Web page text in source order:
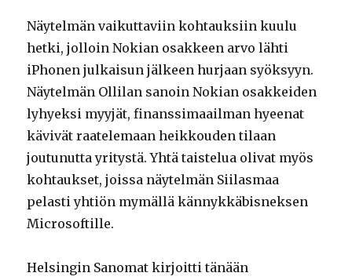
Näytelmän vaikuttaviin kohtauksiin kuulu
hetki, jolloin Nokian osakkeen arvo lähti
iPhonen julkaisun jälkeen hurjaan syöksyyn.
Näytelmän Ollilan sanoin Nokian osakkeiden
lyhyeksi myyjät, finanssimaailman hyeenat
kävivät raatelemaan heikkouden tilaan
joutunutta yritystä. Yhtä taistelua olivat myös
kohtaukset, joissa näytelmän Siilasmaa
pelasti yhtiön mymällä kännykkäbisneksen
Microsoftille.
Helsingin Sanomat kirjoitti tänään